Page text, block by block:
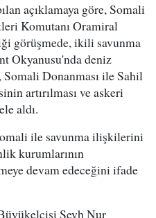
açıklamaya göre, Somali
Komutanı Oramiral
görüşmede, ikili savunma
Okyanusu'nda deniz
Donanması ile Sahil
artırılması ve askeri
aldı.
ile savunma ilişkilerini
kurumlarının
devam edeceğini ifade
Şeyh Nur